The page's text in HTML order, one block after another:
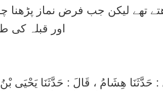
تھے لیکن جب فرض نماز پڑھنا
اور قبلہ کی
: حَدَّثَنَا هِشَامُ ، قَالَ : حَدَّثَنَا يَحْيَى